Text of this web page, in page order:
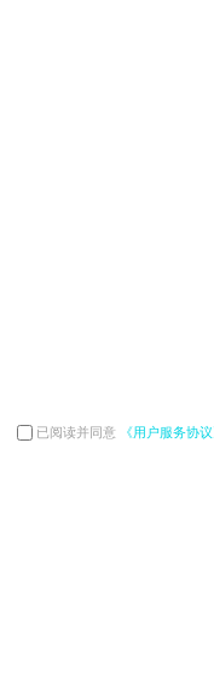
已阅读并同意 《用户服务协议